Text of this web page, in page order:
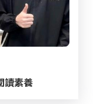
讀素養